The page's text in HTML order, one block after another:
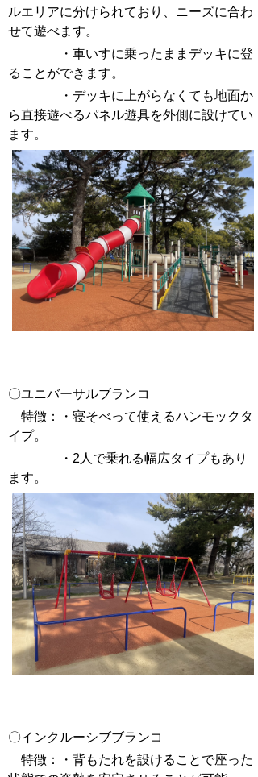
ルエリアに分けられており、ニーズに合わ
せて遊べます。
・車いすに乗ったままデッキに登
ることができます。
・デッキに上がらなくても地面か
ら直接遊べるパネル遊具を外側に設けてい
ます。
〇ユニバーサルブランコ
特徴：・寝そべって使えるハンモックタ
イプ。
・2人で乗れる幅広タイプもあり
ます。
〇インクルーシブブランコ
特徴：・背もたれを設けることで座った